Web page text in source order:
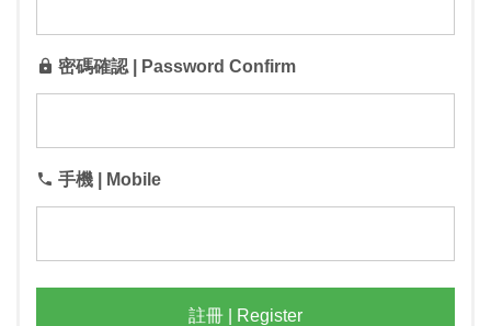
密碼確認 | Password Confirm
手機 | Mobile
註冊 | Register